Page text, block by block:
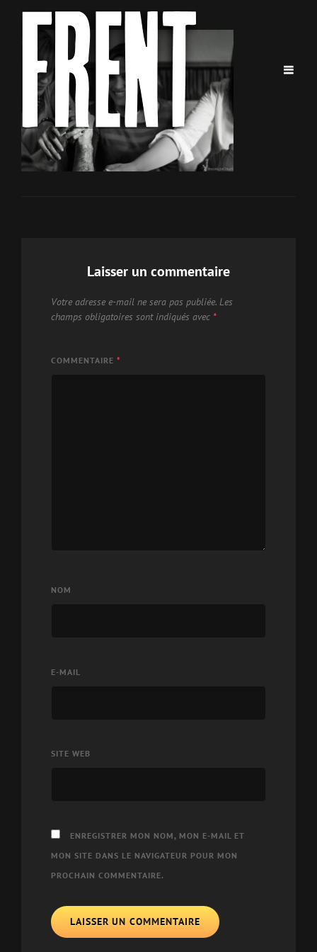
Laisser un commentaire
Votre adresse e-mail ne sera pas publiée. Les
champs obligatoires sont indiqués avec *
COMMENTAIRE *
NOM
E-MAIL
SITE WEB
ENREGISTRER MON NOM, MON E-MAIL ET
MON SITE DANS LE NAVIGATEUR POUR MON
PROCHAIN COMMENTAIRE.